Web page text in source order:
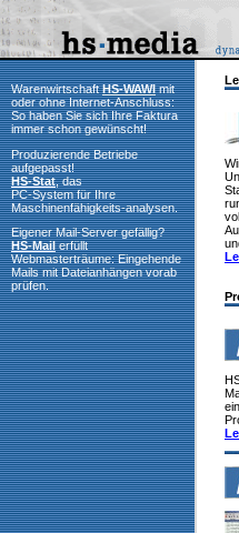
WarenwirtschaftHS-WAWImit
oder ohne Internet-Anschluss:
So haben Sie sich Ihre Faktura
immer schon gewünscht!
Produzierende Betriebe
aufgepasst!
HS-Stat, das
PC-System für Ihre
Maschinenfähigkeits-analysen.
Eigener Mail-Server gefällig?
HS-Mailerfüllt
Webmasterträume: Eingehende
Mails mit Dateianhängen vorab
prüfen.